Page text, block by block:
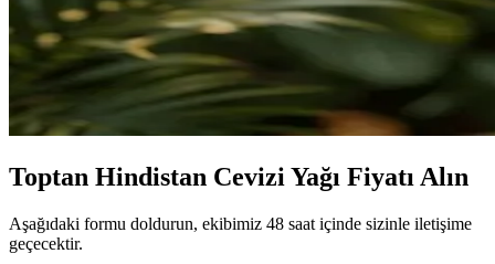
Toptan Hindistan Cevizi Yağı Fiyatı Alın
Aşağıdaki formu doldurun, ekibimiz 48 saat içinde sizinle iletişime
geçecektir.